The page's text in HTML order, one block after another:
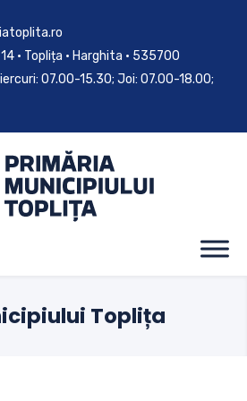
• Toplița • Harghita • 535700
07.00-15.30; Joi: 07.00-18.00;
Toplița